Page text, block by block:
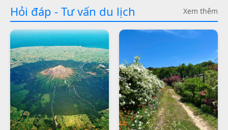
Hỏi đáp - Tư vấn du lịch Xem thêm